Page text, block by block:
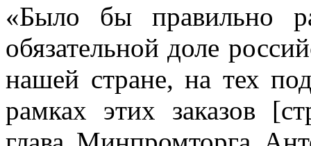
«Было бы правильно
обязательной доле
нашей стране, на тех
рамках этих заказов